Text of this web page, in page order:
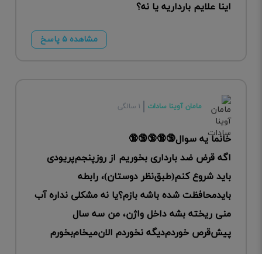
اینا علایم بارداریه یا نه؟
مشاهده ۵ پاسخ
مامان آوینا سادات ۱ سالگی
خانما یه سوال🔞🔞🔞🔞🔞
اگه قرض ضد بارداری بخوریم از روز‌پنجم‌پریودی
باید شروع کنم(طبق‌نظر دوستان)، رابطه
باید‌محافظت شده باشه بازم؟یا نه مشکلی نداره آب
منی‌ ریخته بشه داخل واژن، من سه سال
پیش‌قرص خوردم‌دیگه نخوردم الان‌میخام‌بخورم